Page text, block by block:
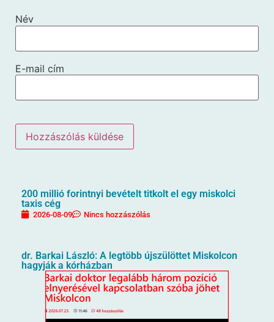
Név
E-mail cím
200 millió forintnyi bevételt titkolt el egy miskolci
taxis cég
2026-08-09 Nincs hozzászólás
dr. Barkai László: A legtöbb újszülöttet Miskolcon
hagyják a kórházban